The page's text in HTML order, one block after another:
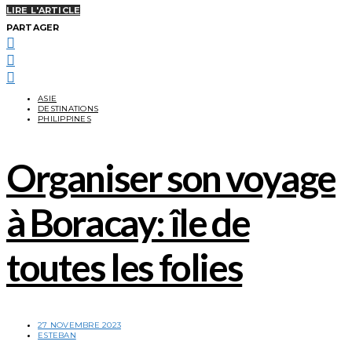
LIRE L'ARTICLE
PARTAGER
ASIE
DESTINATIONS
PHILIPPINES
Organiser son voyage
à Boracay: île de
toutes les folies
27 NOVEMBRE 2023
ESTEBAN